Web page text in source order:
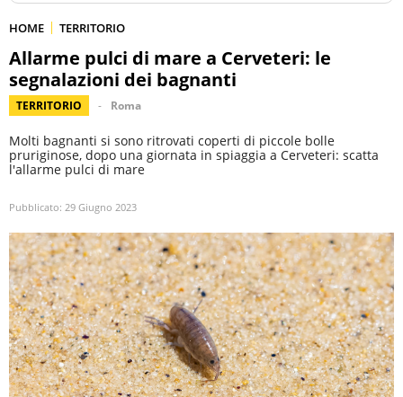
HOME TERRITORIO
Allarme pulci di mare a Cerveteri: le
segnalazioni dei bagnanti
TERRITORIO Roma
Molti bagnanti si sono ritrovati coperti di piccole bolle
pruriginose, dopo una giornata in spiaggia a Cerveteri: scatta
l'allarme pulci di mare
Pubblicato: 29 Giugno 2023